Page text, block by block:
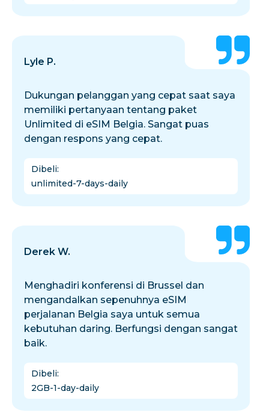
Lyle P.
Dukungan pelanggan yang cepat saat saya
memiliki pertanyaan tentang paket
Unlimited di eSIM Belgia. Sangat puas
dengan respons yang cepat.
Dibeli:
unlimited-7-days-daily
Derek W.
Menghadiri konferensi di Brussel dan
mengandalkan sepenuhnya eSIM
perjalanan Belgia saya untuk semua
kebutuhan daring. Berfungsi dengan sangat
baik.
Dibeli:
2GB-1-day-daily